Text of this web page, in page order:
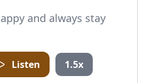
and always stay
Listen 1.5x